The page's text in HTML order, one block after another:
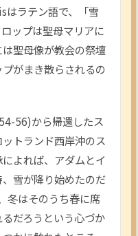
はラテン語で、「雪
ップは聖母マリアに
聖母像が教会の祭壇
がまき散らされるの
56)から帰還したス
トランド西岸沖のス
よれば、アダムとイ
雪が降り始めたのだ
冬はそのうち春に席
だろうという心づか